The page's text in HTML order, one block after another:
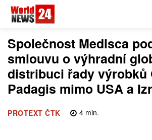
Společnost Medisca
smlouvu o výhradní
distribuci řady výrobků
Padagis mimo USA a
PROTEXT ČTK 4min.